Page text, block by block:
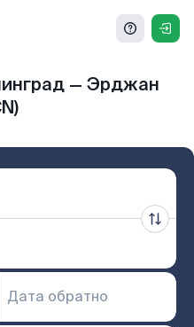
— Эрджан